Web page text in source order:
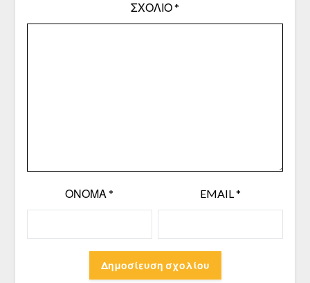
ΣΧΌΛΙΟ*
ΌΝΟΜΑ* EMAIL*